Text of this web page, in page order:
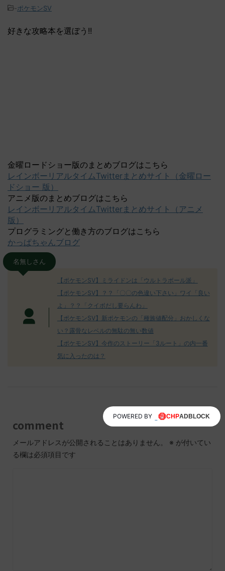
ポケモンSV
好きな攻略本を選ぼう!!
金曜ロードショー版のまとめブログはこちら
レインボーリアルタイムTwitterまとめサイト（金曜ロー
ドショー 版）
アニメ版のまとめブログはこちら
レインボーリアルタイムTwitterまとめサイト（アニメ
版）
プログラミングと働き方のブログはこちら
かっぱちゃんブログ
名無しさん
【ポケモンSV】ミライドンは「ウルトラボール派」
【ポケモンSV】？？「〇〇の色違い下さい」ワイ「良い
よ」？？「クイボだし要らんわ」
【ポケモンSV】新ポケモンの「種族値配分」おかしくな
い？露骨なレベルの無駄の無い数値
【ポケモンSV】今作のストーリー「3ルート」の内一番
気に入ったのは？
comment
メールアドレスが公開されることはありません。 ※ が付いてい
る欄は必須項目です
POWERED BY